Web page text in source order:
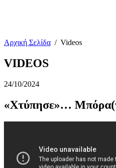
Αρχική Σελίδα / Videos
VIDEOS
24/10/2024
«Χτύπησε»…